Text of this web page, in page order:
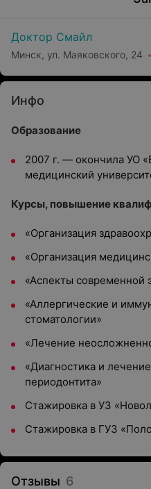
Доктор Смайл
Минск, ул. Маяковского, 24
Инфо
Образование
2007 г. — окончила УО
медицинский
Курсы, повышение
«Организация
«Организация
«Аспекты современной
«Аллергические и
стоматологии»
«Лечение
«Диагностика и
периодонтита»
Стажировка в УЗ
Стажировка в ГУЗ
Отзывы 6